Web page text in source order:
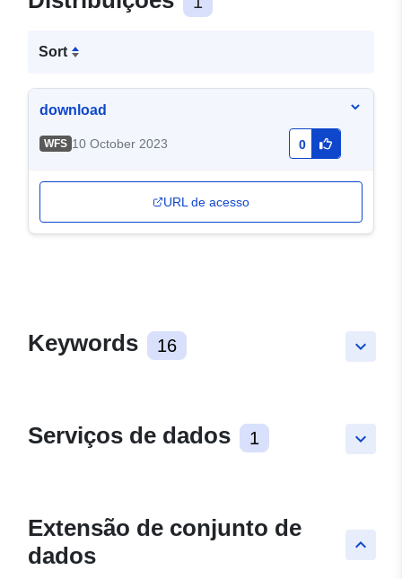
Sort
download
WFS 10 October 2023 0
URL de acesso
keyboard_arrow_down
Keywords 16
keyboard_arrow_down
Serviços de dados 1
keyboard_arrow_up
Extensão de conjunto de
dados